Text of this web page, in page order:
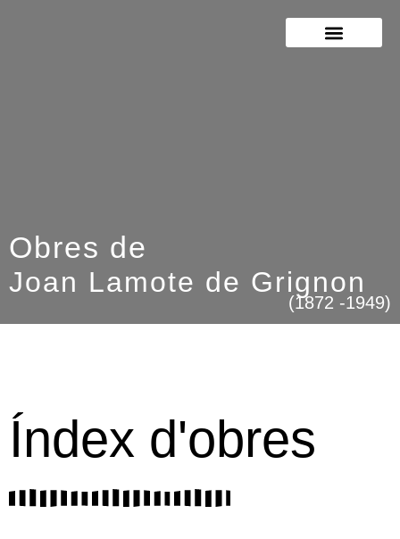
Obres de
Joan Lamote de Grignon
(1872 -1949)
Índex d'obres